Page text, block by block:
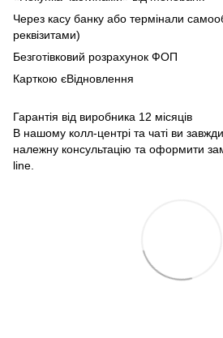
Через касу банку або термінали
реквізитами)
Безготівковий розрахунок ФОП
Карткою єВідновлення
Гарантія від виробника 12 місяців
В нашому колл-центрі та чаті ви
належну консультацію та оформити
line.